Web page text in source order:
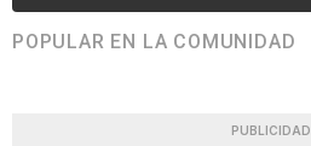
POPULAR EN LA COMUNIDAD
PUBLICIDAD